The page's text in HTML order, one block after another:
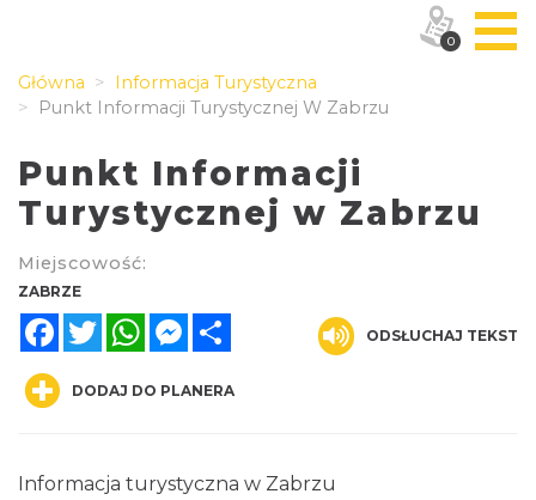
Główna
Informacja Turystyczna
Punkt Informacji Turystycznej W Zabrzu
Punkt Informacji
Turystycznej w Zabrzu
Miejscowość:
ZABRZE
FacebookTwitterWhatsAppMessenger
ODSŁUCHAJ TEKST
DODAJ DO PLANERA
Informacja turystyczna w Zabrzu
0